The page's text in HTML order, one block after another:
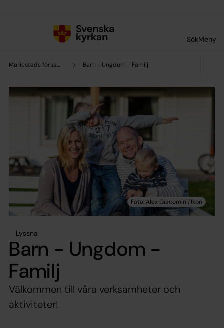
SökMeny
Mariestads församling Barn - Ungdom - Familj
Lyssna
Barn - Ungdom -
Familj
Välkommen till våra verksamheter och
aktiviteter!